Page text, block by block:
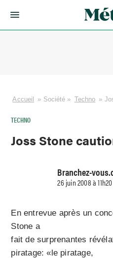
Accueil » Société » Techno »
TECHNO
Joss Stone
Branchez-
26 juin 2008 à 11h20
En entrevue après un
Stone a
fait de surprenantes
piratage: «le piratage,